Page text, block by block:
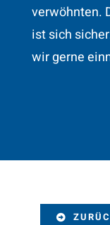
verwöhnten.
ist sich
wir gerne